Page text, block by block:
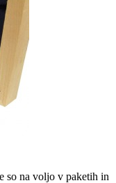
so na voljo v paketih in